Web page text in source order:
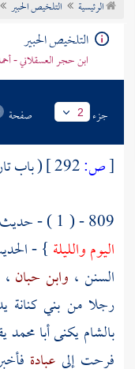
تراجم الأعلام
الرئيسية التلخيص الحبير
التلخيص الحبير
ابن حجر العسقلاني -
جزء 2 صفحة
[ص:
( باب
809 - ( 1 ) - حديث : {
اليوم والليلة } -
السنن ، وابن حبان ،
رجلا من بني كنانة
بالشاميكنىأبا محمد
فرحت إلى عبادة